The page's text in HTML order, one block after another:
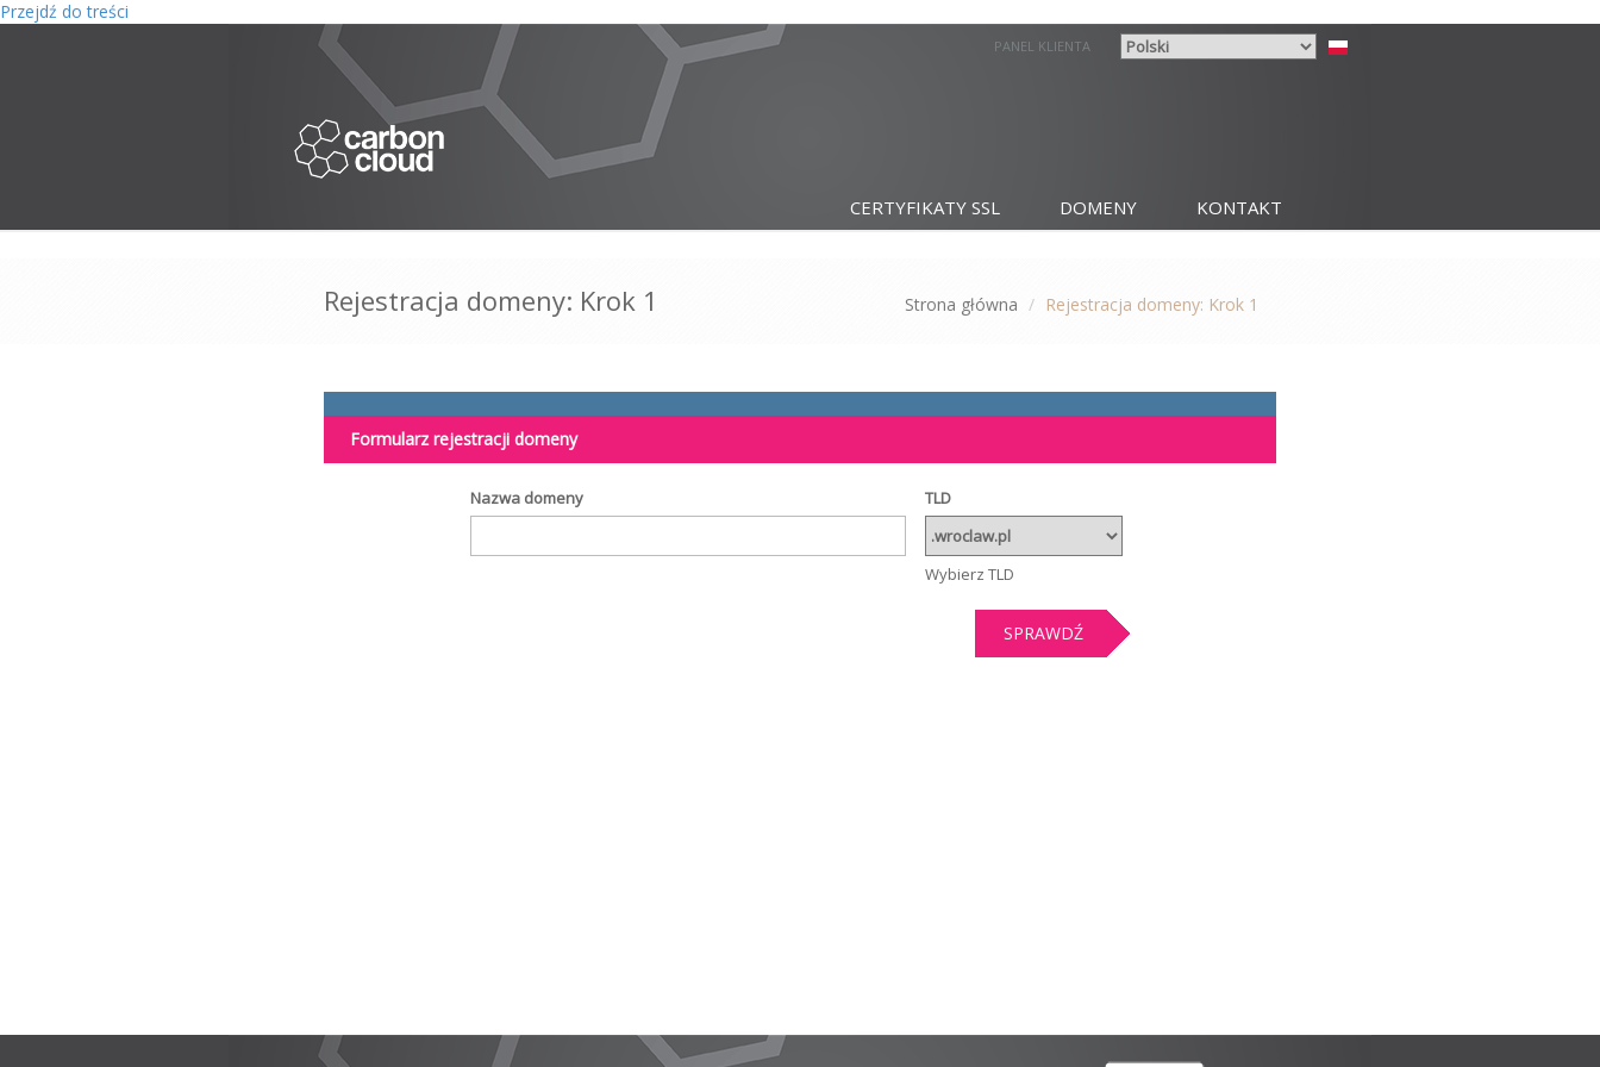
Przejdź do treści
PANEL KLIENTA
CERTYFIKATY SSL DOMENY KONTAKT
Rejestracja domeny: Krok 1 Strona główna Rejestracja domeny: Krok 1
Formularz rejestracji domeny
Nazwa domeny TLD
Wybierz TLD